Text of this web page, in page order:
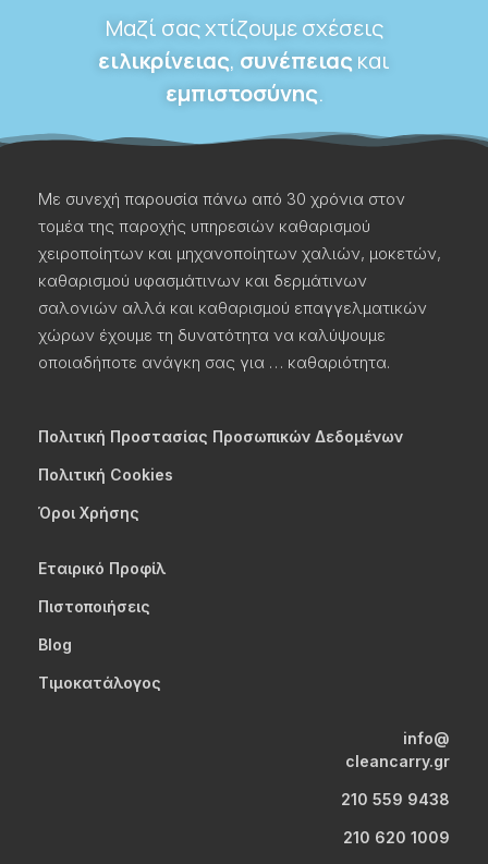
Μαζί σας χτίζουμε σχέσεις
ειλικρίνειας, συνέπειας και
εμπιστοσύνης.
Με συνεχή παρουσία πάνω από 30 χρόνια στον
τομέα της παροχής υπηρεσιών καθαρισμού
χειροποίητων και μηχανοποίητων χαλιών, μοκετών,
καθαρισμού υφασμάτινων και δερμάτινων
σαλονιών αλλά και καθαρισμού επαγγελματικών
χώρων έχουμε τη δυνατότητα να καλύψουμε
οποιαδήποτε ανάγκη σας για … καθαριότητα.
Πολιτική Προστασίας Προσωπικών Δεδομένων
Πολιτική Cookies
Όροι Χρήσης
Εταιρικό Προφίλ
Πιστοποιήσεις
Blog
Τιμοκατάλογος
info@
cleancarry.gr
210 559 9438
210 620 1009